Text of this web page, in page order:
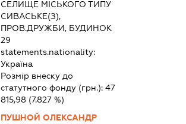
СЕЛИЩЕ МІСЬКОГО ТИПУ
СИВАСЬКЕ(З),
ПРОВ.ДРУЖБИ, БУДИНОК
29
statements.nationality:
Україна
Розмір внеску до
статутного фонду (грн.):47
815,98 (7.827 %)
ПУШНОЙ ОЛЕКСАНДР